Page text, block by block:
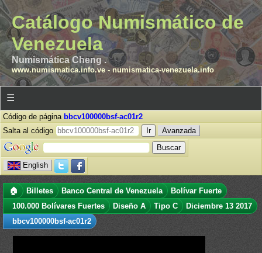
Catálogo Numismático de
Venezuela
Numismática Cheng .
www.numismatica.info.ve- numismatica-venezuela.info
☰
Código de página bbcv100000bsf-ac01r2
Salta al código
Avanzada
English
🏠 Billetes Banco Central de Venezuela
Bolívar Fuerte
100.000 Bolívares Fuertes
Diseño A Tipo C
Diciembre 13 2017
bbcv100000bsf-ac01r2